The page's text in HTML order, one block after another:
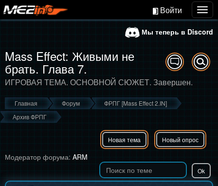
Войти
Мы теперь в Discord
Mass Effect: Живыми не
брать. Глава 7.
ИГРОВАЯ ТЕМА. ОСНОВНОЙ СЮЖЕТ. Завершен.
Главная Форум
ФРПГ [Mass Effect 2.IN]
Архив ФРПГ
Новая тема Новый опрос
Модератор форума: ARM